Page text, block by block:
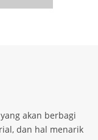
akan berbagi
dan hal menarik